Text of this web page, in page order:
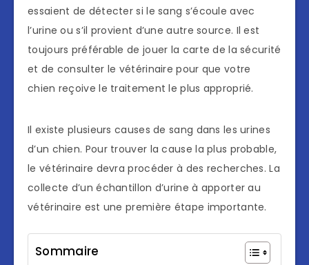
essaient de détecter si le sang s’écoule avec
l’urine ou s’il provient d’une autre source. Il est
toujours préférable de jouer la carte de la sécurité
et de consulter le vétérinaire pour que votre
chien reçoive le traitement le plus approprié.
Il existe plusieurs causes de sang dans les urines
d’un chien. Pour trouver la cause la plus probable,
le vétérinaire devra procéder à des recherches. La
collecte d’un échantillon d’urine à apporter au
vétérinaire est une première étape importante.
Sommaire